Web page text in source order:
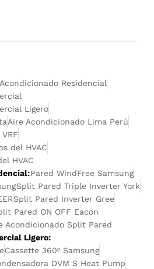
Residencial
Ligero
Aire Acondicionado Lima Perú
del HVAC
HVAC
Pared WindFree Samsung
Split Pared Triple Inverter York
Split Pared Inverter Gree
Pared ON OFF Eacon
Acondicionado Split Pared
Ligero:
Cassette 360º Samsung
DVM S Heat Pump